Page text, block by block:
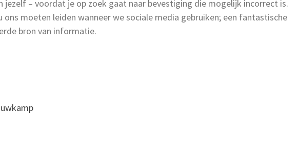
jezelf – voordat je op zoek gaat naar bevestiging die mogelijk incorrect is.
ons moeten leiden wanneer we sociale media gebruiken; een fantastische
bron van informatie.